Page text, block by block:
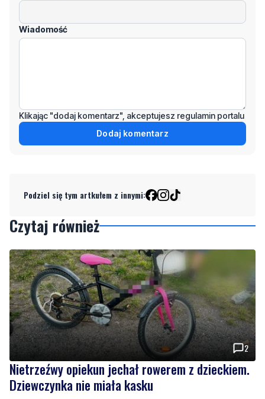
Wiadomość
Klikając "dodaj komentarz", akceptujesz regulamin portalu
Dodaj komentarz
Podziel się tym artkułem z innymi:
Czytaj również
2
Nietrzeźwy opiekun jechał rowerem z dzieckiem.
Dziewczynka nie miała kasku